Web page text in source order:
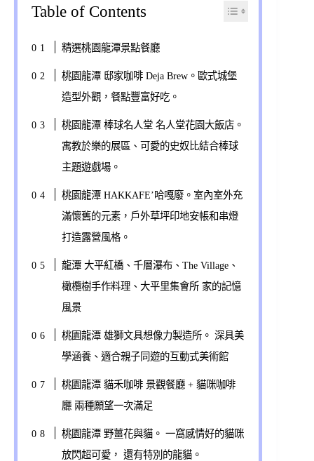
Table of Contents
精選桃園龍潭景點餐廳
桃園龍潭 邸家咖啡 Deja Brew。歐式城堡
造型外觀，餐點豐富好吃。
桃園龍潭 棒球名人堂 名人堂花園大飯店。
寓教於樂的展區、可愛的史奴比結合棒球
主題遊戲場。
桃園龍潭 HAKKAFE’哈嘎廢。室內室外充
滿懷舊的元素，戶外草坪印地安帳和串燈
打造露營風格。
龍潭 大平紅橋、千層瀑布、The Village、
橄欖樹手作料理、大平里集會所 家的記憶
風景
桃園龍潭 雄獅文具想像力製造所。 深具美
學涵養、適合親子同遊的互動式美術館
桃園龍潭 貓禾咖啡 景觀餐廳 + 貓咪咖啡
廳 兩種願望一次滿足
桃園龍潭 野薑花與貓。 一窩感情好的貓咪
放閃超可愛， 還有特別的龍貓。